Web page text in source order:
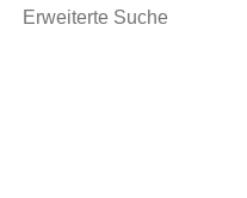
Erweiterte Suche